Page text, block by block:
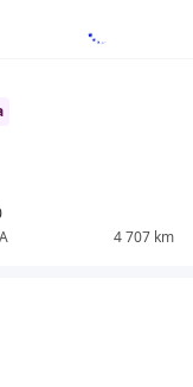
A 4 707 km